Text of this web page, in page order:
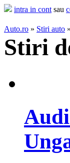
intra in cont sau
Auto.ro » Stiri auto
Stiri